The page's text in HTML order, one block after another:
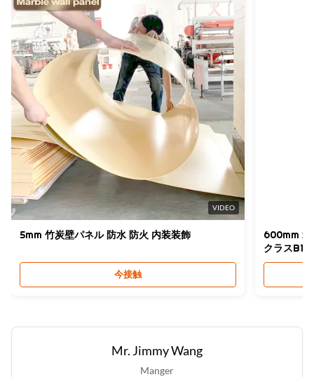
15mm
Product Name:
WPC壁パネル
Certificate:
ISO9001
High Light:
木WPCは壁パネルにフルーティングを施した
15mm WPCは壁パネルにフルーティングを施した,
木の壁パネルのグリル板
VIDEO
5mm 竹炭壁パネル 防水 防火 内装装飾
今接触
600mm x
クラスB1
Mr. Jimmy Wang
Manger